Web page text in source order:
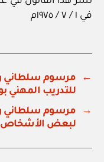
في ١ / ٧ / ١٩٧٥م
←
للتدريب المهني
→
لبعض الأشخاص